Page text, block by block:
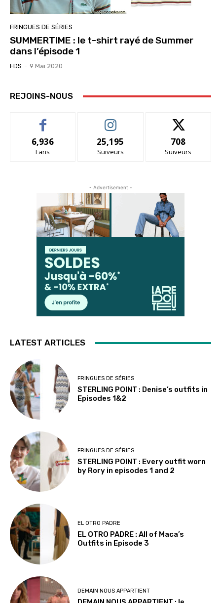
FRINGUES DE SÉRIES
SUMMERTIME : le t-shirt rayé de Summer
dans l’épisode 1
FDS - 9 Mai 2020
REJOINS-NOUS
6,936
Fans
25,195
Suiveurs
708
Suiveurs
- Advertisement -
LATEST ARTICLES
FRINGUES DE SÉRIES
STERLING POINT : Denise’s outfits in
Episodes 1&2
FRINGUES DE SÉRIES
STERLING POINT : Every outfit worn
by Rory in episodes 1 and 2
EL OTRO PADRE
EL OTRO PADRE : All of Maca’s
Outfits in Episode 3
DEMAIN NOUS APPARTIENT